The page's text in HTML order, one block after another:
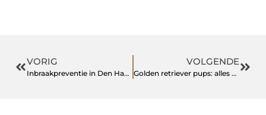
VORIG
Inbraakpreventie in Den Haag: zo maak je het inbrekers moeilijk
VOLGENDE
Golden retriever pups: alles wat je wilt weten voordat je verliefd wordt